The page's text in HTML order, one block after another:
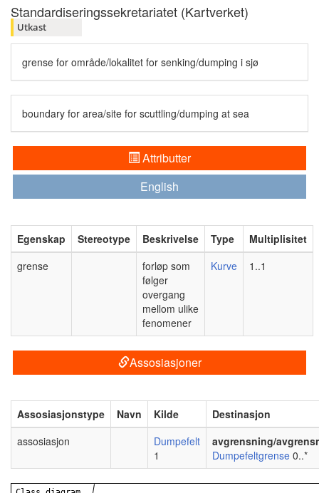
Standardiseringssekretariatet (Kartverket)
Utkast
grense for område/lokalitet for senking/dumping i sjø
boundary for area/site for scuttling/dumping at sea
Attributter
English
Egenskap Stereotype Beskrivelse Type
Multiplisitet
grense
forløp som
følger
overgang
mellom ulike
fenomener
Kurve 1..1
Assosiasjoner
Assosiasjonstype Navn Kilde
Destinasjon
assosiasjon
Dumpefelt
1
avgrensning/
Dumpefeltgrense 0..*